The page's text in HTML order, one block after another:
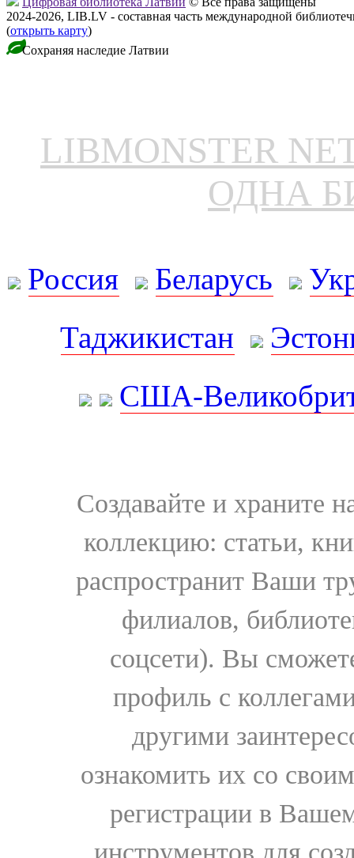
2024-2026, LIB.LV - составная часть международной
(открыть карту)
Сохраняя наследие Латвии
LIBMONSTER
ОДНА
Россия Беларусь
Таджикистан
США-
Создавайте и храните
коллекцию: статьи,
распространит Ваши
филиалов,
соцсети). Вы
профиль с
другими
ознакомить их со
регистрации в
инструментов для